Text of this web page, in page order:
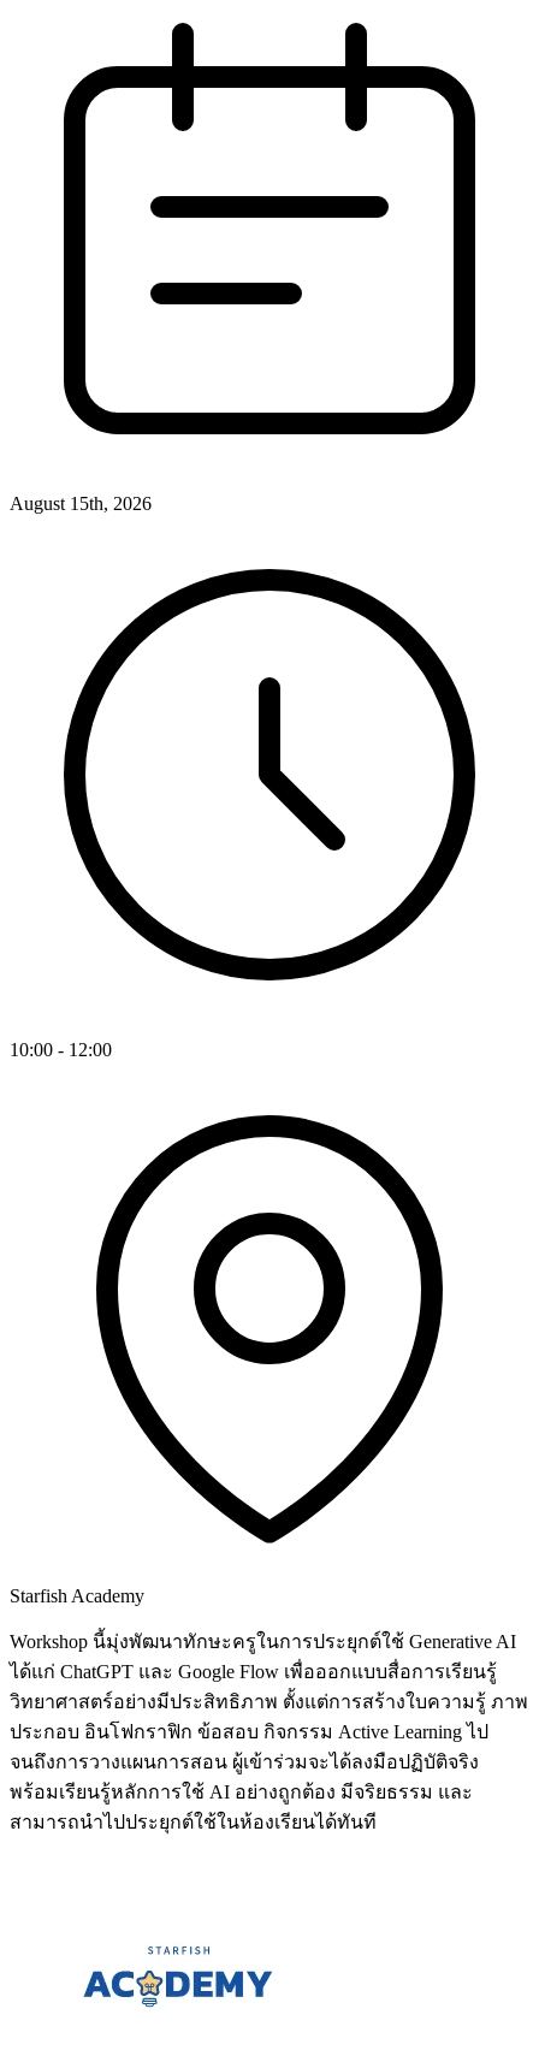
August 15th, 2026
10:00 - 12:00
Starfish Academy
Workshop นี้มุ่งพัฒนาทักษะครูในการประยุกต์ใช้ Generative AI
ได้แก่ ChatGPT และ Google Flow เพื่อออกแบบสื่อการเรียนรู้
วิทยาศาสตร์อย่างมีประสิทธิภาพ ตั้งแต่การสร้างใบความรู้ ภาพ
ประกอบ อินโฟกราฟิก ข้อสอบ กิจกรรม Active Learning ไป
จนถึงการวางแผนการสอน ผู้เข้าร่วมจะได้ลงมือปฏิบัติจริง
พร้อมเรียนรู้หลักการใช้ AI อย่างถูกต้อง มีจริยธรรม และ
สามารถนำไปประยุกต์ใช้ในห้องเรียนได้ทันที